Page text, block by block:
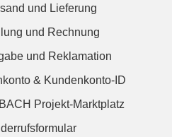
und Lieferung
und Rechnung
und Reklamation
& Kundenkonto-ID
Projekt-Marktplatz